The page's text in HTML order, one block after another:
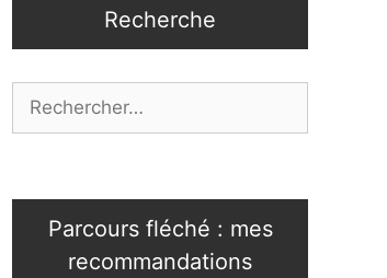
Recherche
Parcours fléché : mes
recommandations